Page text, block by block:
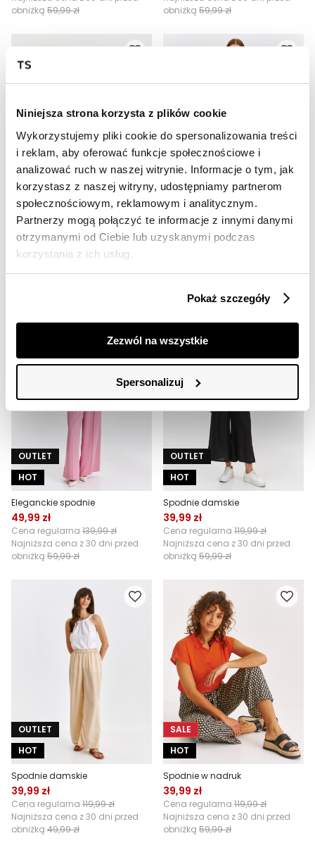
Niniejsza strona korzysta z plików cookie
Wykorzystujemy pliki cookie do spersonalizowania treści
i reklam, aby oferować funkcje społecznościowe i
analizować ruch w naszej witrynie. Informacje o tym, jak
korzystasz z naszej witryny, udostępniamy partnerom
społecznościowym, reklamowym i analitycznym.
Partnerzy mogą połączyć te informacje z innymi danymi
otrzymanymi od Ciebie lub uzyskanymi podczas
korzystania z ich usług.
Pokaż szczegóły
Zezwól na wszystkie
Spersonalizuj
obniżką 59,99 zł
obniżką 59,99 zł
OUTLET
HOT
Luźne beżowe spodnie
49,99 zł
Cena regularna 129,99 zł
Najniższa cena z 30 dni przed
OUTLET
HOT
Spodnie damskie
49,99 zł
Najniższa cena z 30 dni przed
OUTLET
HOT
Eleganckie spodnie
49,99 zł
Cena regularna 139,99 zł
Najniższa cena z 30 dni przed
obniżką 59,99 zł
OUTLET
HOT
Spodnie damskie
39,99 zł
Cena regularna 119,99 zł
Najniższa cena z 30 dni przed
obniżką 59,99 zł
OUTLET
HOT
Spodnie damskie
39,99 zł
Cena regularna 119,99 zł
Najniższa cena z 30 dni przed
obniżką 49,99 zł
SALE
HOT
Spodnie w nadruk
39,99 zł
Cena regularna 119,99 zł
Najniższa cena z 30 dni przed
obniżką 59,99 zł